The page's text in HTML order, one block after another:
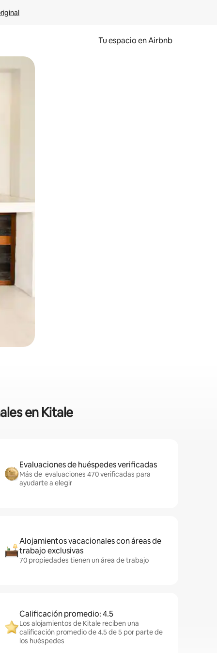
Tu espacio en Airbnb
en Kitale
Evaluaciones de huéspedes verificadas
Más de evaluaciones 470 verificadas para
ayudarte a elegir
Alojamientos vacacionales con áreas de
trabajo exclusivas
70 propiedades tienen un área de trabajo
Calificación promedio: 4.5
Los alojamientos de Kitale reciben una
calificación promedio de 4.5 de 5 por parte de
los huéspedes